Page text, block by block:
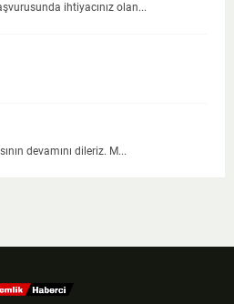
ihtiyacınız olan...
devamını dileriz. M...